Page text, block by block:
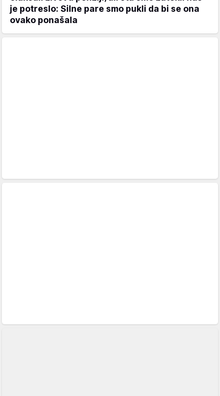
je potreslo: Silne pare smo pukli da bi se ona
ovako ponašala